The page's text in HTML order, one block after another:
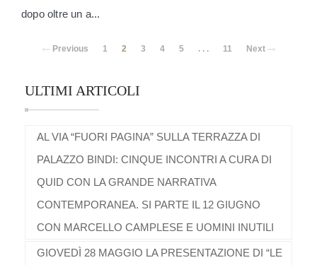
dopo oltre un a...
Previous 1 2 3 4 5 . . . 11 Next
ULTIMI ARTICOLI
AL VIA “FUORI PAGINA” SULLA TERRAZZA DI
PALAZZO BINDI: CINQUE INCONTRI A CURA DI
QUID CON LA GRANDE NARRATIVA
CONTEMPORANEA. SI PARTE IL 12 GIUGNO
CON MARCELLO CAMPLESE E UOMINI INUTILI
GIOVEDÌ 28 MAGGIO LA PRESENTAZIONE DI “LE